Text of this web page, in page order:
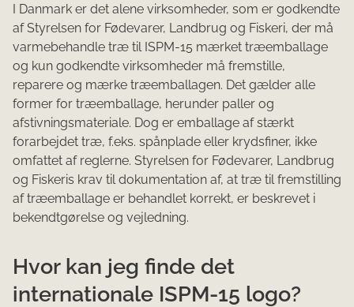
I Danmark er det alene virksomheder, som er godkendte
af Styrelsen for Fødevarer, Landbrug og Fiskeri, der må
varmebehandle træ til ISPM-15 mærket træemballage
og kun godkendte virksomheder må fremstille,
reparere og mærke træemballagen. Det gælder alle
former for træemballage, herunder paller og
afstivningsmateriale. Dog er emballage af stærkt
forarbejdet træ, f.eks. spånplade eller krydsfiner, ikke
omfattet af reglerne. Styrelsen for Fødevarer, Landbrug
og Fiskeris krav til dokumentation af, at træ til fremstilling
af træemballage er behandlet korrekt, er beskrevet i
bekendtgørelse og vejledning.
Hvor kan jeg finde det
internationale ISPM-15 logo?